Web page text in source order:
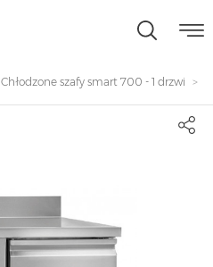
Chłodzone szafy smart 700 - 1 drzwi